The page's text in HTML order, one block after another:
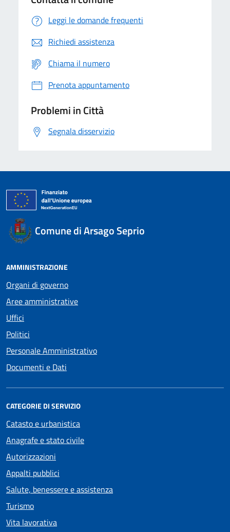
Leggi le domande frequenti
Richiedi assistenza
Chiama il numero
Prenota appuntamento
Problemi in Città
Segnala disservizio
Comune di Arsago Seprio
AMMINISTRAZIONE
Organi di governo
Aree amministrative
Uffici
Politici
Personale Amministrativo
Documenti e Dati
CATEGORIE DI SERVIZIO
Catasto e urbanistica
Anagrafe e stato civile
Autorizzazioni
Appalti pubblici
Salute, benessere e assistenza
Turismo
Vita lavorativa